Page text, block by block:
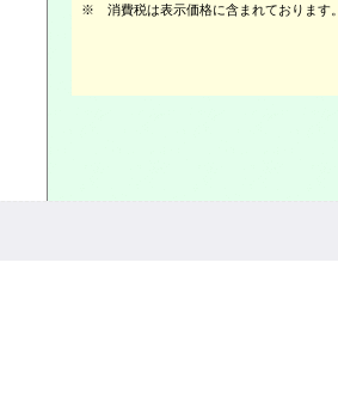
※ 消費税は表示価格に含まれております。